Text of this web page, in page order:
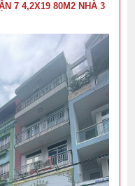
7 4,2X19 80M2 NHÀ 3